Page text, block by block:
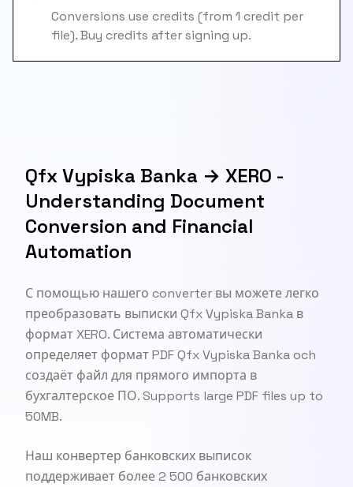
Conversions use credits (from 1 credit per
file). Buy credits after signing up.
Qfx Vypiska Banka → XERO -
Understanding Document
Conversion and Financial
Automation
С помощью нашего converter вы можете легко
преобразовать выписки Qfx Vypiska Banka в
формат XERO. Система автоматически
определяет формат PDF Qfx Vypiska Banka och
создаёт файл для прямого импорта в
бухгалтерское ПО. Supports large PDF files up to
50MB.
Наш конвертер банковских выписок
поддерживает более 2 500 банковских